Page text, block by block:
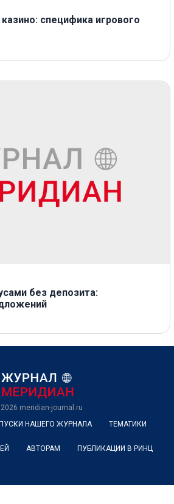
специфика игрового
без депозита:
meridian-journal.ru
НАШЕГО ЖУРНАЛА ТЕМАТИКИ
АВТОРАМ ПУБЛИКАЦИИ В РИНЦ